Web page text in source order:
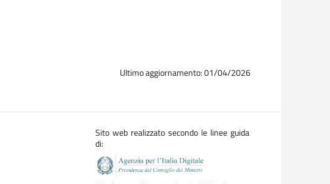
Ultimo aggiornamento: 01/04/2026
Sito web realizzato secondo le linee guida
di: